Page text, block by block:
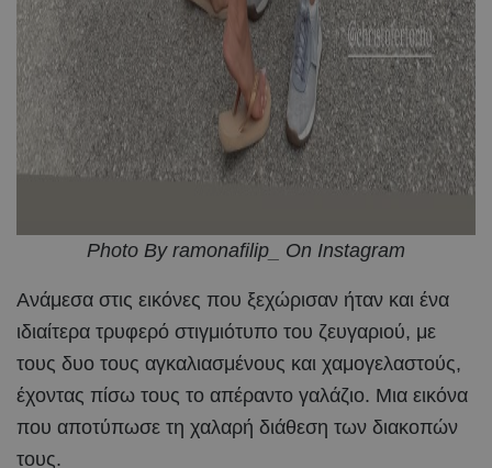
Photo By ramonafilip_ On Instagram
Ανάμεσα στις εικόνες που ξεχώρισαν ήταν και ένα
ιδιαίτερα τρυφερό στιγμιότυπο του ζευγαριού, με
τους δυο τους αγκαλιασμένους και χαμογελαστούς,
έχοντας πίσω τους το απέραντο γαλάζιο. Μια εικόνα
που αποτύπωσε τη χαλαρή διάθεση των διακοπών
τους.